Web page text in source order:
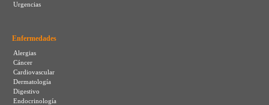
Urgencias
Enfermedades
Alergias
Cáncer
Cardiovascular
Dermatología
Digestivo
Endocrinología